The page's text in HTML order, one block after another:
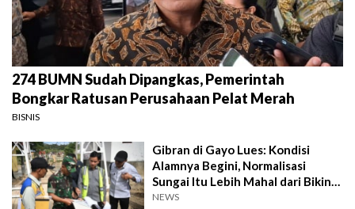
274 BUMN Sudah Dipangkas, Pemerintah
Bongkar Ratusan Perusahaan Pelat Merah
BISNIS
Gibran di Gayo Lues: Kondisi
Alamnya Begini, Normalisasi
Sungai Itu Lebih Mahal dari Bikin
Jembatan
NEWS